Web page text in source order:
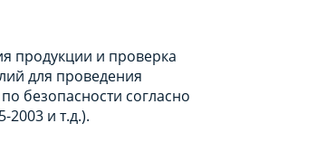
продукции и проверка
для проведения
безопасности согласно
2003 и т.д.).